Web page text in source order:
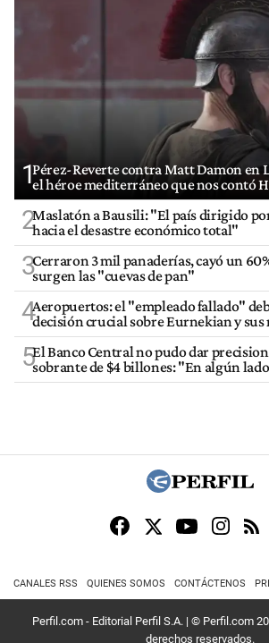
1Pérez-Reverte contra Matt Damon en
el héroe mediterráneo que nos contó
2Maslatón a Bausili: "El país dirigido
hacia el desastre económico total"
3Cerraron 3 mil panaderías, cayó un
surgen las "cuevas de pan"
4Aeropuertos: el "empleado fallado"
decisión crucial sobre Eurnekian y sus
5El Banco Central no pudo dar
sobrante de $4 billones: "En algún
CANALES RSS QUIENES SOMOS CONTÁCTENOS
Perfil.com - Editorial Perfil S.A. | © Perfil.com
derechos reservados.